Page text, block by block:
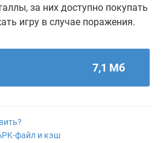
за них доступно покупать
игру в случае поражения.
7,1 Мб
файл и кэш